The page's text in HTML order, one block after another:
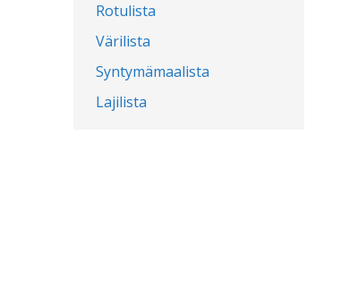
Rotulista
Värilista
Syntymämaalista
Lajilista